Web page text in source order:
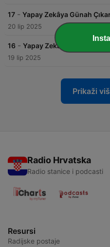
17 - Yapay Zekâya Günah
20 lip 2025
16 - Yapay Zeka ile Zengin
19 lip 2025
Prikaži
Radio Hrvatska
Radio stanice i podcasti
Resursi
Radijske postaje